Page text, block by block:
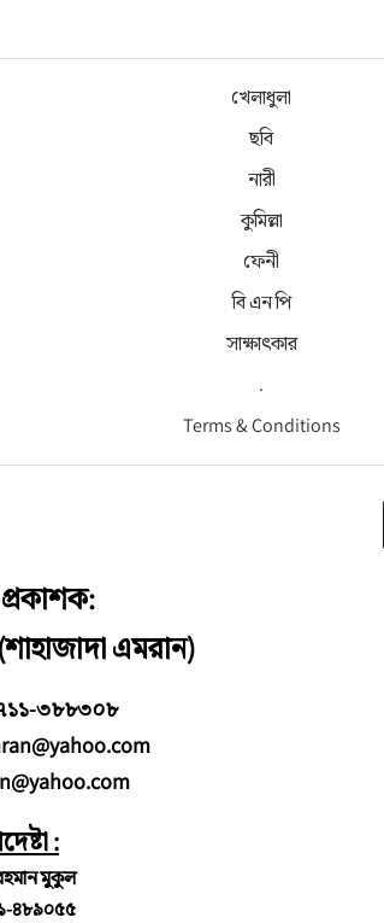
খেলাধুলা
ছবি
নারী
কুমিল্লা
ফেনী
বি এন পি
সাক্ষাৎকার
.
Terms & Conditions
এমরান)
৩৮৮৩০৮
:
মুকুল
৪৮৯০৫৫